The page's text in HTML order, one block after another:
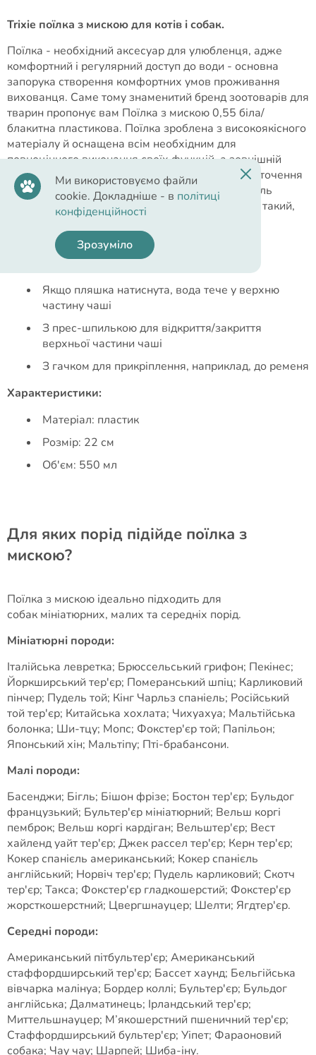
Trixie поїлка з мискою для котів і собак.
Поїлка - необхідний аксесуар для улюбленця, адже
комфортний і регулярний доступ до води - основна
запорука створення комфортних умов проживання
вихованця. Саме тому знаменитий бренд зоотоварів для
тварин пропонує вам Поїлка з мискою 0,55 біла/
блакитна пластикова. Поїлка зроблена з високоякісного
матеріалу й оснащена всім необхідним для
повноцінного виконання своїх функцій, а зовнішній
вигляд дасть змогу їй гармонійно вписатися в оточення
та інтер'єр! Поїлка дасть змогу тварині без зусиль
добиратися до рідини та не займе багато місця, такий,
на перший погляд, незначний аксесуар у рази
полегшить життя для вас і вашого улюбленця!
Основні переваги:
Якщо пляшка натиснута, вода тече у верхню
частину чаші
З прес-шпилькою для відкриття/закриття
верхньої частини чаші
З гачком для прикріплення, наприклад, до ременя
Характеристики:
Матеріал: пластик
Розмір: 22 см
Об'єм: 550 мл
Для яких порід підійде поїлка з
мискою?
Поїлка з мискою ідеально підходить для
собак мініатюрних, малих та середніх порід.
Мініатюрні породи:
Італійська левретка; Брюссельський грифон; Пекінес;
Йоркширський тер'єр; Померанський шпіц; Карликовий
пінчер; Пудель той; Кінг Чарльз спаніель; Російський
той тер'єр; Китайська хохлата; Чихуахуа; Мальтійська
болонка; Ши-тцу; Мопс; Фокстер'єр той; Папільон;
Японський хін; Мальтіпу; Пті-брабансони.
Малі породи:
Басенджи; Бігль; Бішон фрізе; Бостон тер'єр; Бульдог
французький; Бультер'єр мініатюрний; Вельш коргі
пемброк; Вельш коргі кардіган; Вельштер'єр; Вест
хайленд уайт тер'єр; Джек рассел тер'єр; Керн тер'єр;
Кокер спанієль американський; Кокер спанієль
англійський; Норвіч тер'єр; Пудель карликовий; Скотч
тер'єр; Такса; Фокстер'єр гладкошерстий; Фокстер'єр
жорсткошерстний; Цвергшнауцер; Шелти; Ягдтер'єр.
Середні породи:
Американський пітбультер'єр; Американський
стаффордширський тер'єр; Бассет хаунд; Бельгійська
вівчарка малінуа; Бордер коллі; Бультер'єр; Бульдог
англійська; Далматинець; Ірландський тер'єр;
Миттельшнауцер; М’якошерстний пшеничний тер'єр;
Стаффордширський бультер'єр; Уіпет; Фараоновий
собака; Чау чау; Шарпей; Шиба-іну.
Ми використовуємо файли
cookie. Докладніше - в політиці
конфіденційності
Зрозуміло